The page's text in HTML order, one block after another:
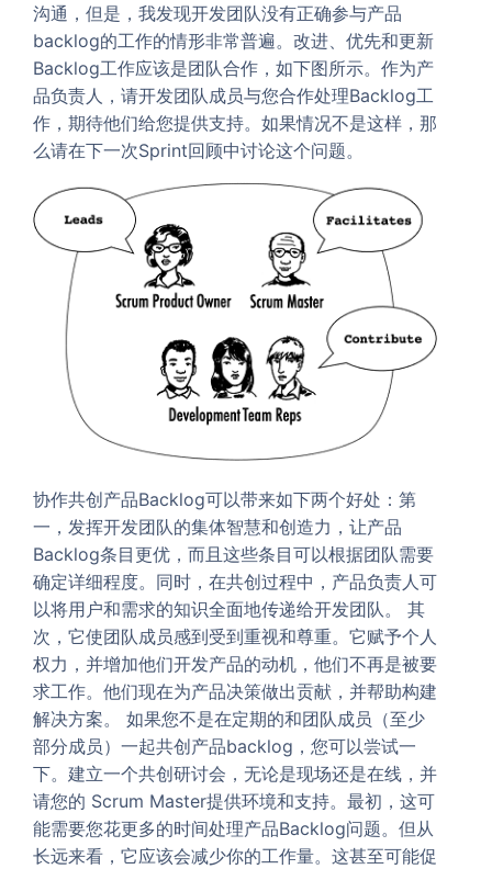
沟通，但是，我发现开发团队没有正确参与产品
backlog的工作的情形非常普遍。改进、优先和更新
Backlog工作应该是团队合作，如下图所示。作为产
品负责人，请开发团队成员与您合作处理Backlog工
作，期待他们给您提供支持。如果情况不是这样，那
么请在下一次Sprint回顾中讨论这个问题。
协作共创产品Backlog可以带来如下两个好处：第
一，发挥开发团队的集体智慧和创造力，让产品
Backlog条目更优，而且这些条目可以根据团队需要
确定详细程度。同时，在共创过程中，产品负责人可
以将用户和需求的知识全面地传递给开发团队。 其
次，它使团队成员感到受到重视和尊重。它赋予个人
权力，并增加他们开发产品的动机，他们不再是被要
求工作。他们现在为产品决策做出贡献，并帮助构建
解决方案。 如果您不是在定期的和团队成员（至少
部分成员）一起共创产品backlog，您可以尝试一
下。建立一个共创研讨会，无论是现场还是在线，并
请您的 Scrum Master提供环境和支持。最初，这可
能需要您花更多的时间处理产品Backlog问题。但从
长远来看，它应该会减少你的工作量。这甚至可能促